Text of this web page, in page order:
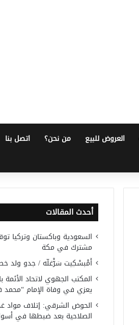
العروض للبيع من نحن؟ اتصل بنا
أحدث المقالات
السعودية وباكستان وتركيا
مشترك في مكة
أَمْبسْكِيت سَرّْغلّه / جدو ولد
المكتب الجهوي لاتحاد
يعزي في وفاة الإمام “محمد
الحوض الشرقي: إتلاف مواد
الصلاحية بعد ضبطها في